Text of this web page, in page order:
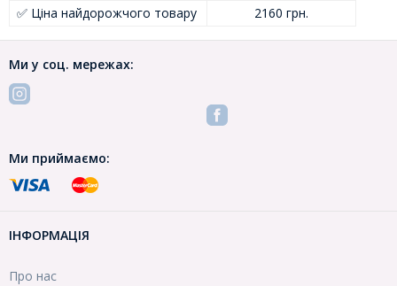
✅ Ціна найдорожчого товару
2160 грн.
Ми у соц. мережах:
Ми приймаємо:
ІНФОРМАЦІЯ
Про нас